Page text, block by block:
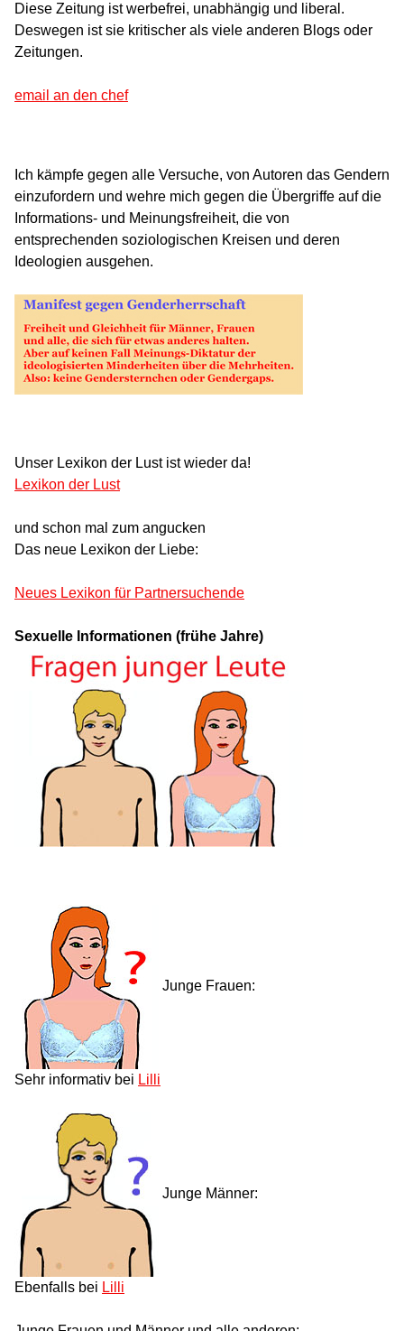
Diese Zeitung ist werbefrei, unabhängig und liberal.
Deswegen ist sie kritischer als viele anderen Blogs oder
Zeitungen.
email an den chef
Ich kämpfe gegen alle Versuche, von Autoren das Gendern
einzufordern und wehre mich gegen die Übergriffe auf die
Informations- und Meinungsfreiheit, die von
entsprechenden soziologischen Kreisen und deren
Ideologien ausgehen.
Unser Lexikon der Lust ist wieder da!
Lexikon der Lust
und schon mal zum angucken
Das neue Lexikon der Liebe:
Neues Lexikon für Partnersuchende
Sexuelle Informationen (frühe Jahre)
Junge Frauen:
Sehr informativ bei Lilli
Junge Männer:
Ebenfalls bei Lilli